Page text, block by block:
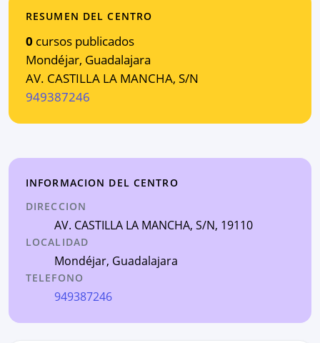
RESUMEN DEL CENTRO
0 cursos publicados
Mondéjar, Guadalajara
AV. CASTILLA LA MANCHA, S/N
949387246
INFORMACION DEL CENTRO
DIRECCION
AV. CASTILLA LA MANCHA, S/N, 19110
LOCALIDAD
Mondéjar, Guadalajara
TELEFONO
949387246